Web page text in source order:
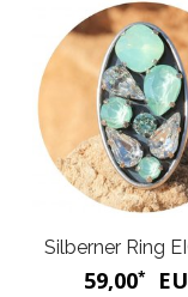
Silberner Ring
59,00*